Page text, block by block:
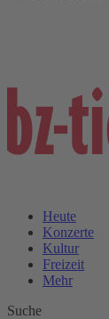
Heute
Konzerte
Kultur
Freizeit
Mehr
Suche